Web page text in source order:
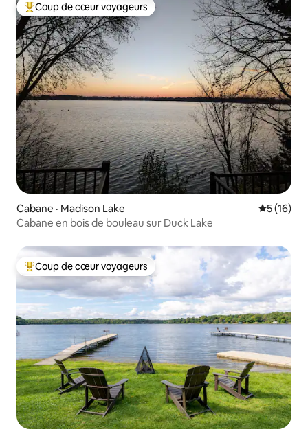
Coup de cœur voyageurs parmi les plus aimés
Coup de cœur voyageurs
Cabane · Madison Lake Note
5 (16)
Cabane en bois de bouleau sur Duck Lake
Coup de cœur voyageurs parmi les plus aimés
Coup de cœur voyageurs